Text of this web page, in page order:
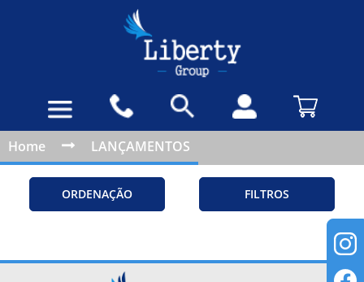
Home LANÇAMENTOS
ORDENAÇÃO FILTROS